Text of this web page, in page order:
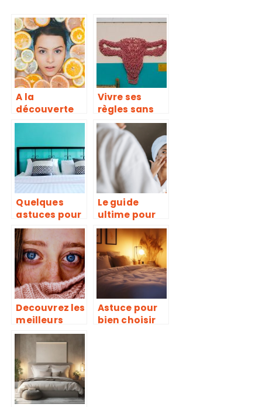
A la
découverte
de ma routine
Vivre ses
règles sans
serviettes ni
tampons,
c’est possible
Quelques
astuces pour
choisir son
matelas
Le guide
ultime pour
trouver les
produits de
beaute
adaptes a
votre peau
grace aux
blogs
Decouvrez les
meilleurs
blogs beaute
pour etre
toujours a la
pointe des
tendances
Astuce pour
bien choisir